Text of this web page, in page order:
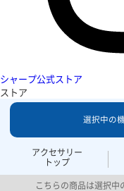
シャープ公式ストア
ストア
アクセサリー
トップ
選択中の
こちらの商品は選択中